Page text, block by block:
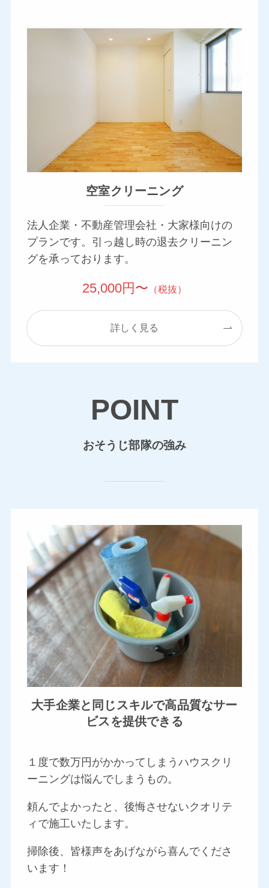
空室クリーニング
法人企業・不動産管理会社・大家様向けの
プランです。引っ越し時の退去クリーニン
グを承っております。
25,000円〜 （税抜）
詳しく見る
POINT
おそうじ部隊の強み
大手企業と同じスキルで高品質なサー
ビスを提供できる
１度で数万円がかかってしまうハウスクリ
ーニングは悩んでしまうもの。
頼んでよかったと、後悔させないクオリテ
ィで施工いたします。
掃除後、皆様声をあげながら喜んでくださ
います！